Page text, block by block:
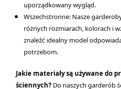
uporządkowany wygląd.
Wszechstronne: Nasze
różnych rozmiarach, kolorach i
znaleźć idealny model
potrzebom.
Jakie materiały są używane do
ściennych? Do naszych garderób